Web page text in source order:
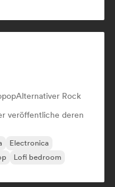
Alternativer Rock
veröffentliche deren
Electronica
Lofi bedroom